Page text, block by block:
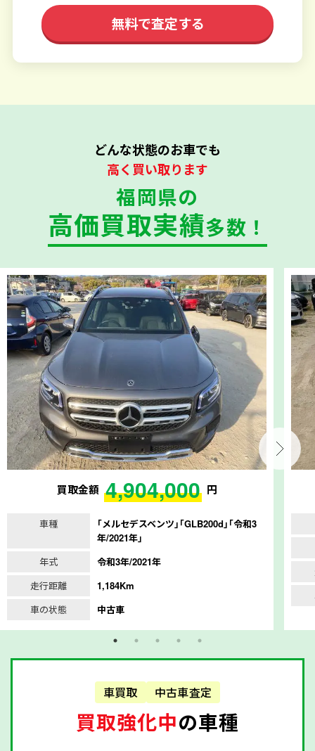
無料で査定する
どんな状態のお車でも
高く買い取ります
福岡県の
高価買取実績多数！
買取金額 4,904,000 円
車種
｢メルセデスベンツ｣｢GLB200d｣｢令和3
年/2021年｣
年式
令和3年/2021年
走行距離
1,184Km
車の状態
中古車
車買取 中古車査定
買取強化中の車種